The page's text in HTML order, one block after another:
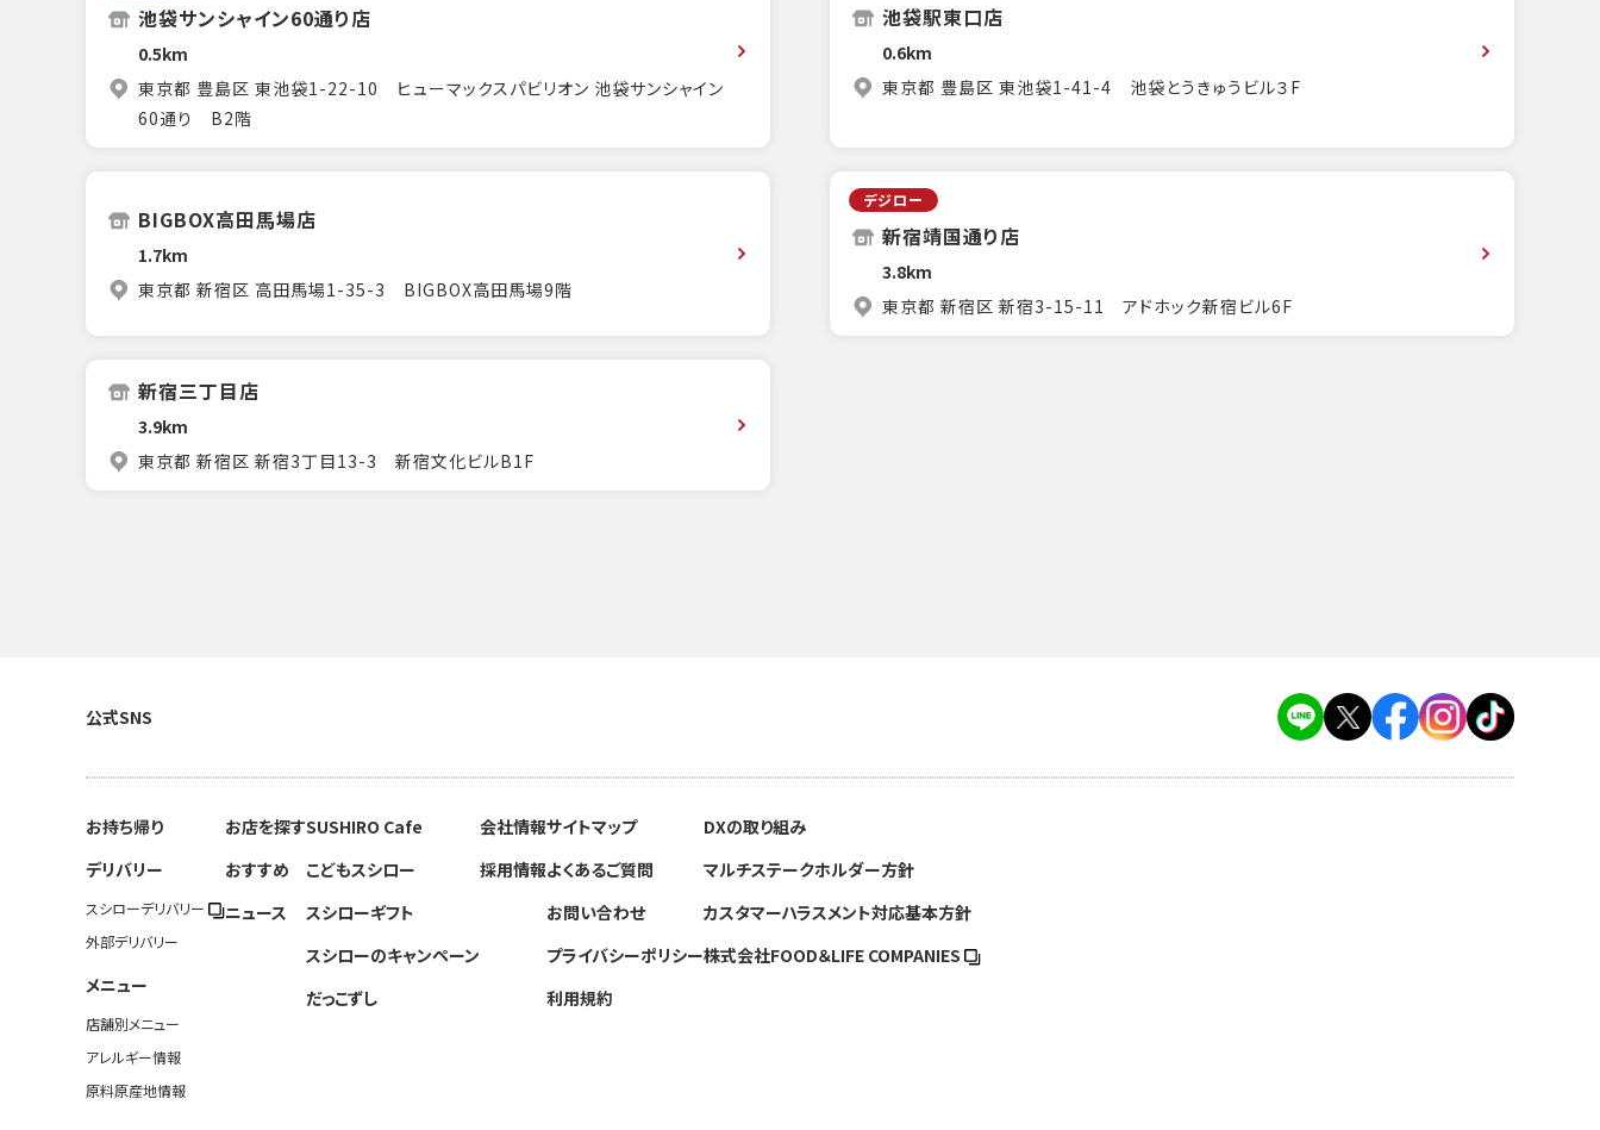
池袋サンシャイン60通り店
0.5km
東京都 豊島区 東池袋1-22-10 ヒューマックスパビリオン 池袋サンシャイン
60通り B2階
池袋駅東口店
0.6km
東京都 豊島区 東池袋1-41-4 池袋とうきゅうビル３F
BIGBOX高田馬場店
1.7km
東京都 新宿区 高田馬場1-35-3 BIGBOX高田馬場9階
デジロー
新宿靖国通り店
3.8km
東京都 新宿区 新宿3-15-11 アドホック新宿ビル6F
新宿三丁目店
3.9km
東京都 新宿区 新宿3丁目13-3 新宿文化ビルB1F
公式SNS
お持ち帰り
デリバリー
スシローデリバリー
外部デリバリー
メニュー
店舗別メニュー
アレルギー情報
原料原産地情報
お店を探す
おすすめ
ニュース
SUSHIRO Cafe
こどもスシロー
スシローギフト
スシローのキャンペーン
だっこずし
会社情報
採用情報
サイトマップ
よくあるご質問
お問い合わせ
プライバシーポリシー
利用規約
DXの取り組み
マルチステークホルダー方針
カスタマーハラスメント対応基本方針
株式会社FOOD＆LIFE COMPANIES